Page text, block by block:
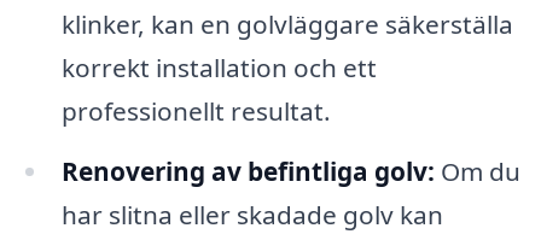
klinker, kan en golvläggare säkerställa
korrekt installation och ett
professionellt resultat.
Renovering av befintliga golv: Om du
har slitna eller skadade golv kan